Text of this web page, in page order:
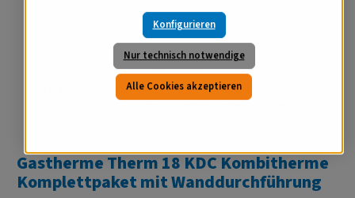
Gastherme Therm 18 KDC Kombitherme
Komplettpaket mit Wanddurchführung
Nur technisch notwendige
Konfigurieren
Alle Cookies akzeptieren